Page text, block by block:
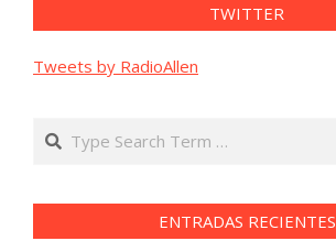
TWITTER
Tweets by RadioAllen
Search
ENTRADAS RECIENTES